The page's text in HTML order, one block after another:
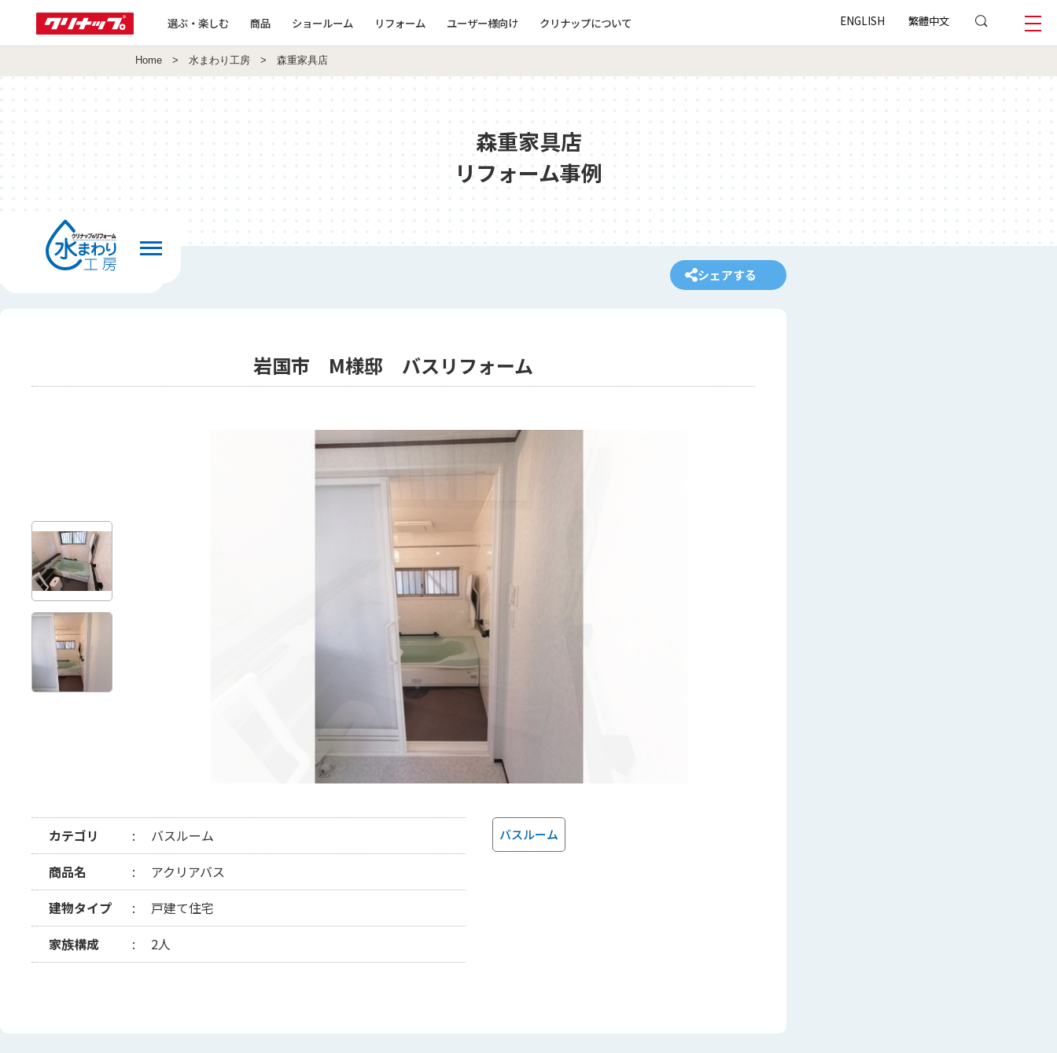
選ぶ・楽しむ 商品 ショールーム リフォーム ユーザー様向け クリナップについて ENGLISH 繁體中文
Home > 水まわり工房 > 森重家具店
森重家具店
リフォーム事例
前の画面へ戻る シェアする
岩国市 M様邸 バスリフォーム
カテゴリ
バスルーム
商品名
アクリアバス
建物タイプ
戸建て住宅
家族構成
2人
バスルーム